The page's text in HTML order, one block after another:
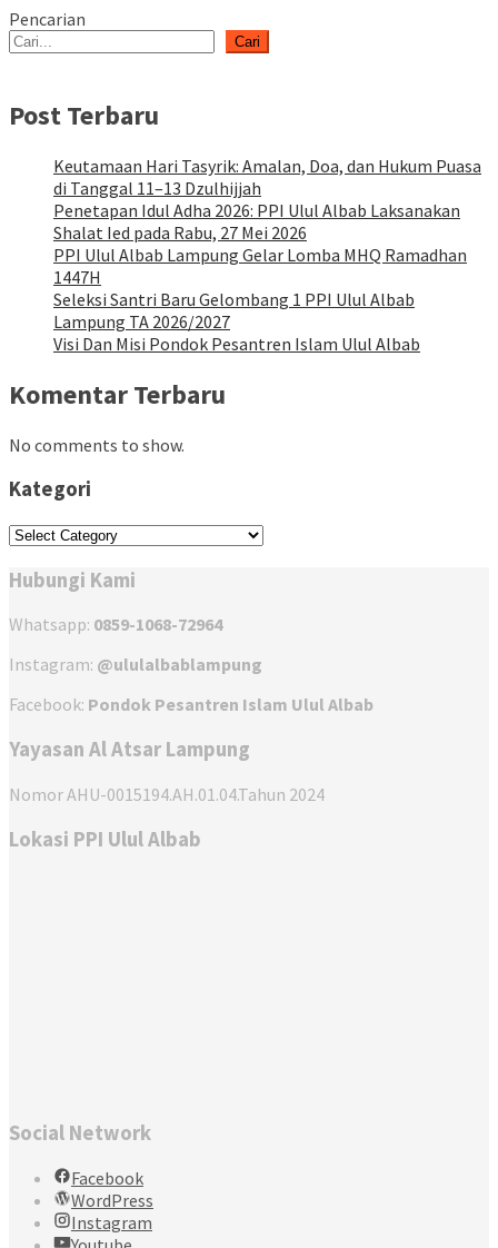
Pencarian
Cari
Post Terbaru
Keutamaan Hari Tasyrik: Amalan, Doa, dan Hukum Puasa
di Tanggal 11–13 Dzulhijjah
Penetapan Idul Adha 2026: PPI Ulul Albab Laksanakan
Shalat Ied pada Rabu, 27 Mei 2026
PPI Ulul Albab Lampung Gelar Lomba MHQ Ramadhan
1447H
Seleksi Santri Baru Gelombang 1 PPI Ulul Albab
Lampung TA 2026/2027
Visi Dan Misi Pondok Pesantren Islam Ulul Albab
Komentar Terbaru
No comments to show.
Kategori
Kategori
Hubungi Kami
Whatsapp: 0859-1068-72964
Instagram: @ululalbablampung
Facebook: Pondok Pesantren Islam Ulul Albab
Yayasan Al Atsar Lampung
Nomor AHU-0015194.AH.01.04.Tahun 2024
Lokasi PPI Ulul Albab
Social Network
Facebook
WordPress
Instagram